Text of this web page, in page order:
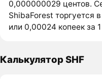
0,000000029 центов.
ShibaForest торгуется
или 0,00024 копеек за 1
Калькулятор SHF